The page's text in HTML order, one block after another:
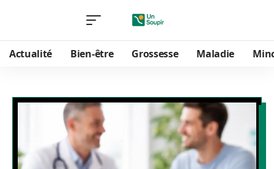
Actualité Bien-être Grossesse Maladie